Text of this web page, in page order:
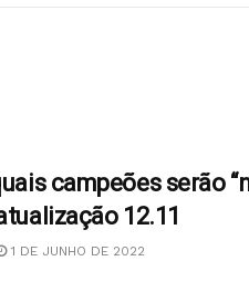
campeões serão
12.11
1 DE JUNHO DE 2022